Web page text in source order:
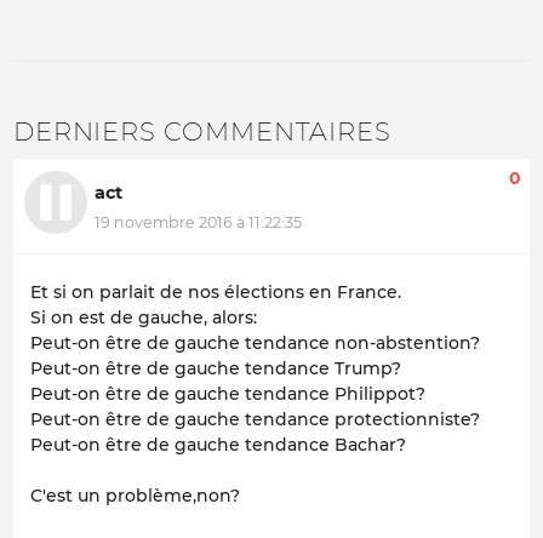
DERNIERS COMMENTAIRES
act
19 novembre 2016 à 11:22:35
0
Et si on parlait de nos élections en France.
Si on est de gauche, alors:
Peut-on être de gauche tendance non-abstention?
Peut-on être de gauche tendance Trump?
Peut-on être de gauche tendance Philippot?
Peut-on être de gauche tendance protectionniste?
Peut-on être de gauche tendance Bachar?
C'est un problème,non?